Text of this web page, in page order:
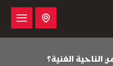
الناحية الفنية؟